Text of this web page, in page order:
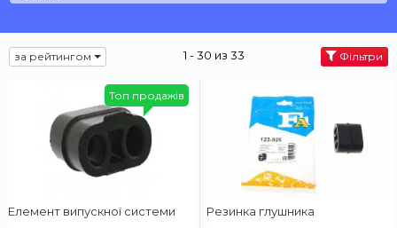
за рейтингом 1 - 30 из 33 Фільтри
Елемент випускної системи
Топ продажів
Резинка глушника